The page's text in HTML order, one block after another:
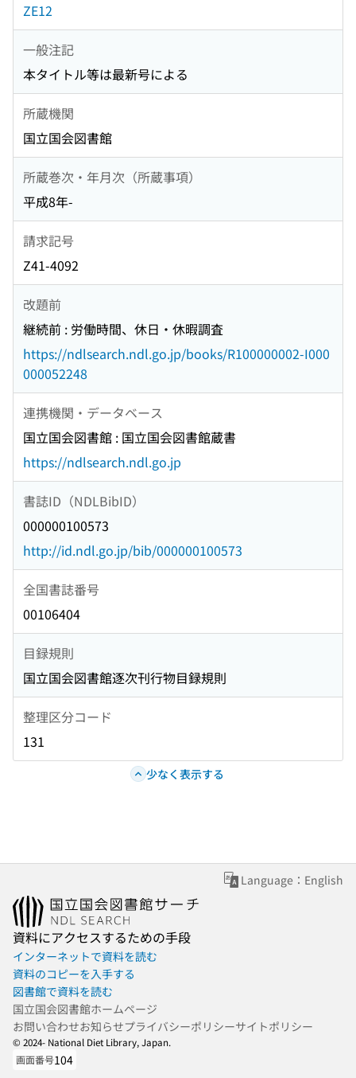
ZE12
一般注記
本タイトル等は最新号による
所蔵機関
国立国会図書館
所蔵巻次・年月次（所蔵事項）
平成8年-
請求記号
Z41-4092
改題前
継続前 : 労働時間、休日・休暇調査
https://ndlsearch.ndl.go.jp/books/R100000002-I000
000052248
連携機関・データベース
国立国会図書館 : 国立国会図書館蔵書
https://ndlsearch.ndl.go.jp
書誌ID（NDLBibID）
000000100573
http://id.ndl.go.jp/bib/000000100573
全国書誌番号
00106404
目録規則
国立国会図書館逐次刊行物目録規則
整理区分コード
131
少なく表示する
Language：English
資料にアクセスするための手段
インターネットで資料を読む
資料のコピーを入手する
図書館で資料を読む
国立国会図書館ホームページ
お問い合わせお知らせプライバシーポリシーサイトポリシー
© 2024- National Diet Library, Japan.
画面番号104